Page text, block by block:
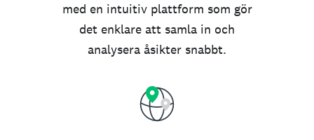
med en intuitiv plattform som gör
det enklare att samla in och
analysera åsikter snabbt.